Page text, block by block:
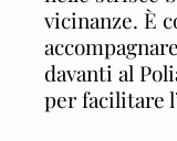
vicinanze. È
davanti al
per facilitare